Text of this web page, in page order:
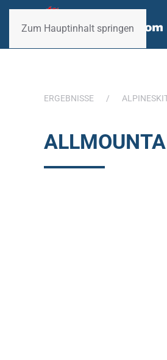
Zum Hauptinhalt springen
ERGEBNISSE